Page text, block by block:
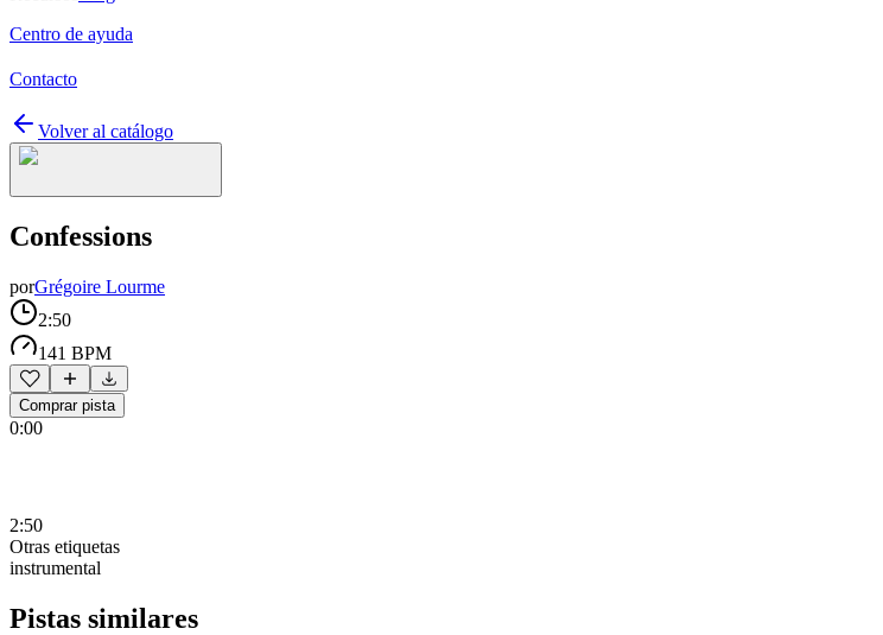
Centro de ayuda
Contacto
Volver al catálogo
Confessions
porGrégoire Lourme
2:50
141 BPM
Comprar pista
0:00
2:50
Otras etiquetas
instrumental
Pistas similares